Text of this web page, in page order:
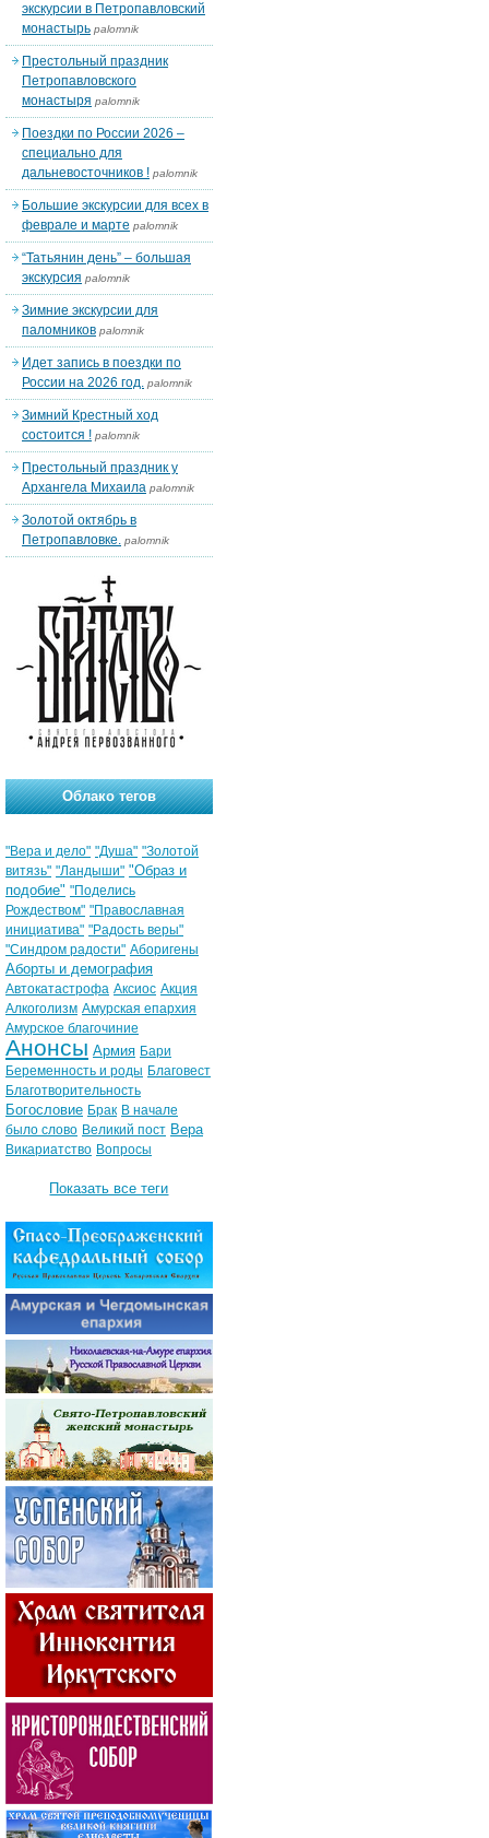
экскурсии в Петропавловский
монастырь palomnik
Престольный праздник
Петропавловского
монастыря palomnik
Поездки по России 2026 –
специально для
дальневосточников ! palomnik
Большие экскурсии для всех в
феврале и марте palomnik
“Татьянин день” – большая
экскурсия palomnik
Зимние экскурсии для
паломников palomnik
Идет запись в поездки по
России на 2026 год. palomnik
Зимний Крестный ход
состоится ! palomnik
Престольный праздник у
Архангела Михаила palomnik
Золотой октябрь в
Петропавловке. palomnik
Облако тегов
"Вера и дело" "Душа" "Золотой
витязь" "Ландыши" "Образ и
подобие" "Поделись
Рождеством" "Православная
инициатива" "Радость веры"
"Синдром радости" Аборигены
Аборты и демография
Автокатастрофа Аксиос Акция
Алкоголизм Амурская епархия
Амурское благочиние
Анонсы Армия Бари
Беременность и роды Благовест
Благотворительность
Богословие Брак В начале
было слово Великий пост Вера
Викариатство Вопросы
Показать все теги